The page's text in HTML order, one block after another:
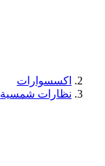
اكسسوارات
نظارات شمسية